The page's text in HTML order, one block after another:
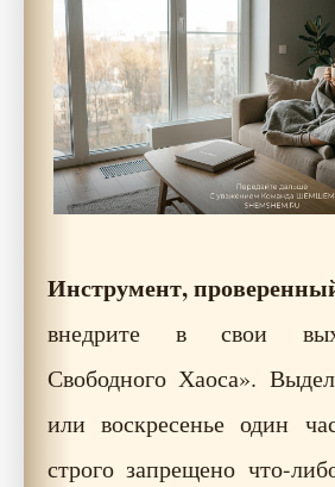
Инструмент,
внедрите в свои
Свободного Хаоса».
или воскресенье один
строго запрещено что-